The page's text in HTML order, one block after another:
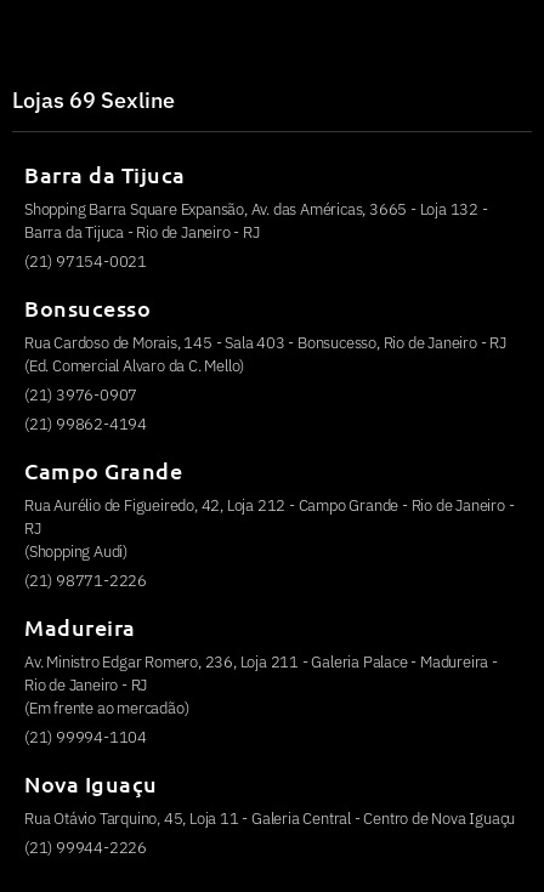
Lojas 69 Sexline
Barra da Tijuca
Shopping Barra Square Expansão, Av. das Américas, 3665 - Loja 132 -
Barra da Tijuca - Rio de Janeiro - RJ
(21) 97154-0021
Bonsucesso
Rua Cardoso de Morais, 145 - Sala 403 - Bonsucesso, Rio de Janeiro - RJ
(Ed. Comercial Alvaro da C. Mello)
(21) 3976-0907
(21) 99862-4194
Campo Grande
Rua Aurélio de Figueiredo, 42, Loja 212 - Campo Grande - Rio de Janeiro -
RJ
(Shopping Audi)
(21) 98771-2226
Madureira
Av. Ministro Edgar Romero, 236, Loja 211 - Galeria Palace - Madureira -
Rio de Janeiro - RJ
(Em frente ao mercadão)
(21) 99994-1104
Nova Iguaçu
Rua Otávio Tarquino, 45, Loja 11 - Galeria Central - Centro de Nova Iguaçu
(21) 99944-2226